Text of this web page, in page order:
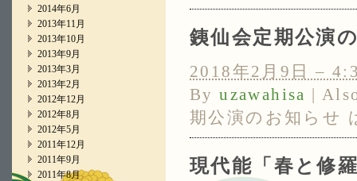
銕仙会定期公演
2018年2月9日 –
Byuzawahisa |
期公演のお知らせ
現代能「春と修
2014年6月
2013年11月
2013年10月
2013年9月
2013年3月
2013年2月
2012年12月
2012年8月
2012年5月
2011年12月
2011年9月
2011年8月